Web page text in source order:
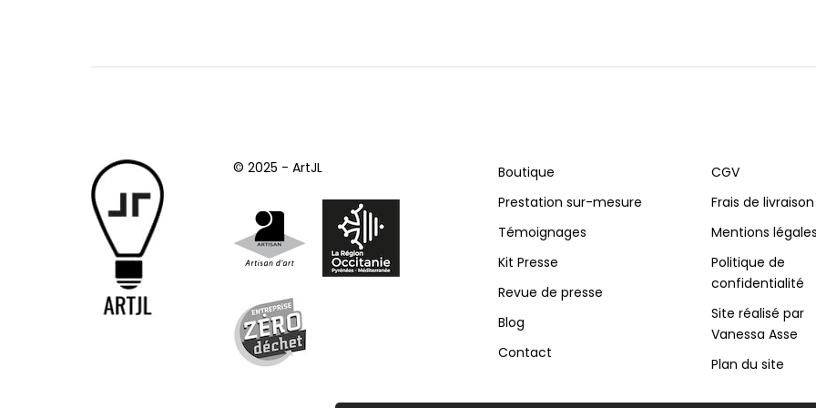
© 2025 - ArtJL
Boutique
Prestation sur-mesure
Témoignages
Kit Presse
Revue de presse
Blog
Contact
CGV
Frais de livraison
Mentions
Politique de
confidentialité
Site réalisé par
Vanessa Asse
Plan du site